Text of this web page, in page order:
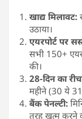
खाद्य मिलावट:
उठाया।
एयरपोर्ट पर
सभी 150+
की।
28-दिन का
महीने (30 ये
बैंक पेनल्टी:
तरह खत्म करने